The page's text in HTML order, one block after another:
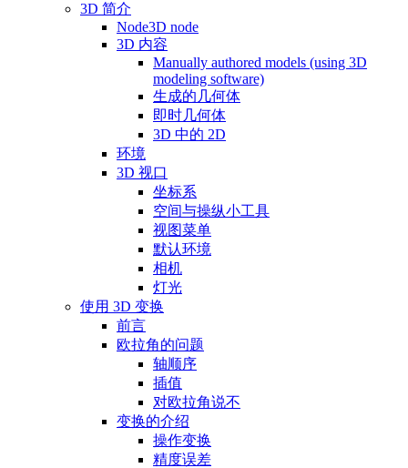
3D 简介
Node3D node
3D 内容
Manually authored models (using 3D
modeling software)
生成的几何体
即时几何体
3D 中的 2D
环境
3D 视口
坐标系
空间与操纵小工具
视图菜单
默认环境
相机
灯光
使用 3D 变换
前言
欧拉角的问题
轴顺序
插值
对欧拉角说不
变换的介绍
操作变换
精度误差